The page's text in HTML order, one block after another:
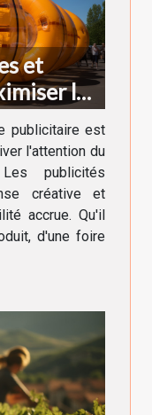
et
la
publicitaire est
l'attention du
publicités
créative et
accrue. Qu'il
d'une foire